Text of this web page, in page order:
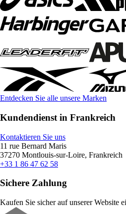
Entdecken Sie alle unsere Marken
Kundendienst in Frankreich
Kontaktieren Sie uns
11 rue Bernard Maris
37270 Montlouis-sur-Loire, Frankreich
+33 1 86 47 62 58
Sichere Zahlung
Kaufen Sie sicher auf unserer Website